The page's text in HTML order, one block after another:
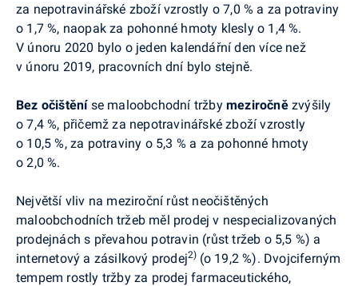
za nepotravinářské zboží vzrostly o 7,0 % a za potraviny
o 1,7 %, naopak za pohonné hmoty klesly o 1,4 %.
V únoru 2020 bylo o jeden kalendářní den více než
v únoru 2019, pracovních dní bylo stejně.
Bez očištěníse maloobchodní tržbymeziročnězvýšily
o 7,4 %, přičemž za nepotravinářské zboží vzrostly
o 10,5 %, za potraviny o 5,3 % a za pohonné hmoty
o 2,0 %.
Největší vliv na meziroční růst neočištěných
maloobchodních tržeb měl prodej v nespecializovaných
prodejnách s převahou potravin (růst tržeb o 5,5 %) a
internetový a zásilkový prodej2) (o 19,2 %). Dvojciferným
tempem rostly tržby za prodej farmaceutického,